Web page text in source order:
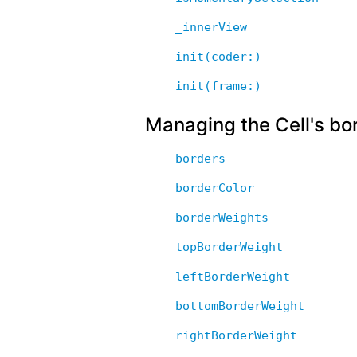
_innerView
init(coder:)
init(frame:)
Managing the Cell's
borders
borderColor
borderWeights
topBorderWeight
leftBorderWeight
bottomBorderWeight
rightBorderWeight